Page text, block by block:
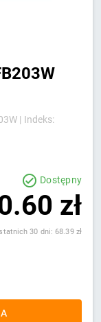
| Indeks:
Dostępny
zł
30 dni: 68.39 zł